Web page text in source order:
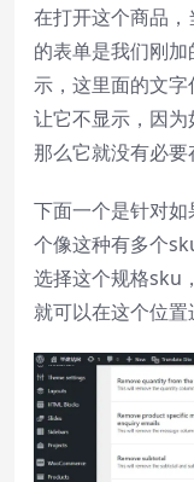
在打开这个商品
的表单是我们刚
示，这里面的文
让它不显示，因为
那么它就没有必要
下面一个是针对
个像这种有多个
选择这个规格sku
就可以在这个位置